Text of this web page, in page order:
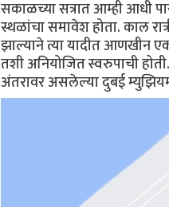
सकाळच्या सत्रात आम्ही आधी
स्थळांचा समावेश होता. काल
झाल्याने त्या यादीत आणखीन
तशी अनियोजित स्वरुपाची
अंतरावर असलेल्या दुबई